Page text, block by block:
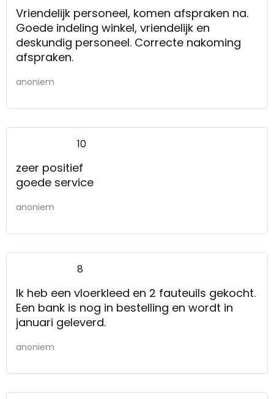
Vriendelijk personeel, komen afspraken na.
Goede indeling winkel, vriendelijk en
deskundig personeel. Correcte nakoming
afspraken.
anoniem
10
zeer positief
goede service
anoniem
8
Ik heb een vloerkleed en 2 fauteuils gekocht.
Een bank is nog in bestelling en wordt in
januari geleverd.
anoniem